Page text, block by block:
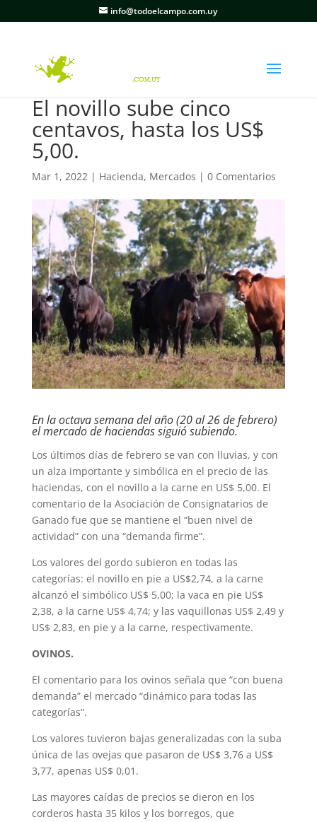
info@todoelcampo.com.uy
El novillo sube cinco
centavos, hasta los US$
5,00.
Mar 1, 2022| Hacienda, Mercados | 0 Comentarios
En la octava semana del año (20 al 26 de febrero)
el mercado de haciendas siguió subiendo.
Los últimos días de febrero se van con lluvias, y con
un alza importante y simbólica en el precio de las
haciendas, con el novillo a la carne en US$ 5,00. El
comentario de la Asociación de Consignatarios de
Ganado fue que se mantiene el “buen nivel de
actividad” con una “demanda firme”.
Los valores del gordo subieron en todas las
categorías: el novillo en pie a US$2,74, a la carne
alcanzó el simbólico US$ 5,00; la vaca en pie US$
2,38, a la carne US$ 4,74; y las vaquillonas US$ 2,49 y
US$ 2,83, en pie y a la carne, respectivamente.
OVINOS.
El comentario para los ovinos señala que “con buena
demanda” el mercado “dinámico para todas las
categorías”.
Los valores tuvieron bajas generalizadas con la suba
única de las ovejas que pasaron de US$ 3,76 a US$
3,77, apenas US$ 0,01.
Las mayores caídas de precios se dieron en los
corderos hasta 35 kilos y los borregos, que